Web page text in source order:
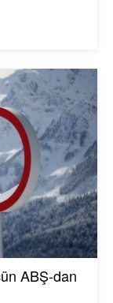
ABŞ-dan